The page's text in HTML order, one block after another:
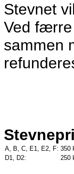
Stevnet
Ved færre
sammen
A, B, C, E1, E2, F: 350
D1, D2:
250